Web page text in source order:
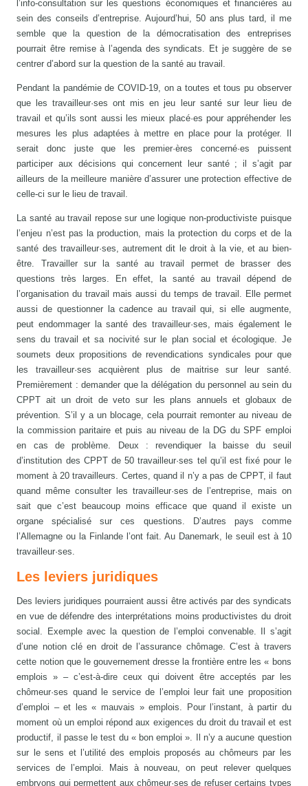
l’info-consultation sur les questions économiques et financières au
sein des conseils d’entreprise. Aujourd’hui, 50 ans plus tard, il me
semble que la question de la démocratisation des entreprises
pourrait être remise à l’agenda des syndicats. Et je suggère de se
centrer d’abord sur la question de la santé au travail.
Pendant la pandémie de COVID-19, on a toutes et tous pu observer
que les travailleur·ses ont mis en jeu leur santé sur leur lieu de
travail et qu’ils sont aussi les mieux placé·es pour appréhender les
mesures les plus adaptées à mettre en place pour la protéger. Il
serait donc juste que les premier·ères concerné·es puissent
participer aux décisions qui concernent leur santé ; il s’agit par
ailleurs de la meilleure manière d’assurer une protection effective de
celle-ci sur le lieu de travail.
La santé au travail repose sur une logique non-productiviste puisque
l’enjeu n’est pas la production, mais la protection du corps et de la
santé des travailleur·ses, autrement dit le droit à la vie, et au bien-
être. Travailler sur la santé au travail permet de brasser des
questions très larges. En effet, la santé au travail dépend de
l’organisation du travail mais aussi du temps de travail. Elle permet
aussi de questionner la cadence au travail qui, si elle augmente,
peut endommager la santé des travailleur·ses, mais également le
sens du travail et sa nocivité sur le plan social et écologique. Je
soumets deux propositions de revendications syndicales pour que
les travailleur·ses acquièrent plus de maitrise sur leur santé.
Premièrement : demander que la délégation du personnel au sein du
CPPT ait un droit de veto sur les plans annuels et globaux de
prévention. S’il y a un blocage, cela pourrait remonter au niveau de
la commission paritaire et puis au niveau de la DG du SPF emploi
en cas de problème. Deux : revendiquer la baisse du seuil
d’institution des CPPT de 50 travailleur·ses tel qu’il est fixé pour le
moment à 20 travailleurs. Certes, quand il n’y a pas de CPPT, il faut
quand même consulter les travailleur·ses de l’entreprise, mais on
sait que c’est beaucoup moins efficace que quand il existe un
organe spécialisé sur ces questions. D’autres pays comme
l’Allemagne ou la Finlande l’ont fait. Au Danemark, le seuil est à 10
travailleur·ses.
Les leviers juridiques
Des leviers juridiques pourraient aussi être activés par des syndicats
en vue de défendre des interprétations moins productivistes du droit
social. Exemple avec la question de l’emploi convenable. Il s’agit
d’une notion clé en droit de l’assurance chômage. C’est à travers
cette notion que le gouvernement dresse la frontière entre les « bons
emplois » – c’est-à-dire ceux qui doivent être acceptés par les
chômeur·ses quand le service de l’emploi leur fait une proposition
d’emploi – et les « mauvais » emplois. Pour l’instant, à partir du
moment où un emploi répond aux exigences du droit du travail et est
productif, il passe le test du « bon emploi ». Il n’y a aucune question
sur le sens et l’utilité des emplois proposés au chômeurs par les
services de l’emploi. Mais à nouveau, on peut relever quelques
embryons qui permettent aux chômeur·ses de refuser certains types